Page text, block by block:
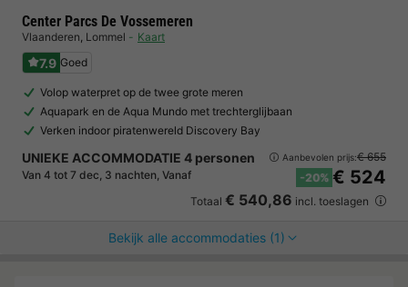
Center Parcs De Vossemeren
Vlaanderen, Lommel Kaart
7.9 Goed
Volop waterpret op de twee grote meren
Aquapark en de Aqua Mundo met trechterglijbaan
Verken indoor piratenwereld Discovery Bay
UNIEKE ACCOMMODATIE 4 personen
Van 4 tot 7 dec, 3 nachten, Vanaf
Aanbevolen prijs:€ 655
-20% € 524
Totaal € 540,86 incl. toeslagen
Bekijk alle accommodaties (1)